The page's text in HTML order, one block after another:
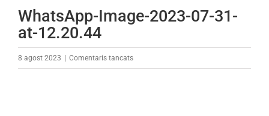
WhatsApp-Image-2023-07-31-
at-12.20.44
8 agost 2023 Comentaris tancatsa